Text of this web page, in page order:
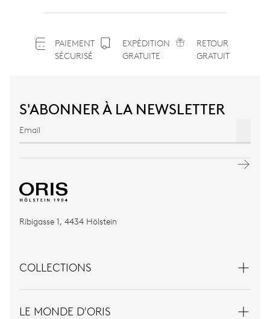
PAIEMENT
SÉCURISÉ
EXPÉDITION
GRATUITE
RETOUR
GRATUIT
S'ABONNER À LA NEWSLETTER
Ribigasse 1, 4434 Hölstein
COLLECTIONS
LE MONDE D'ORIS